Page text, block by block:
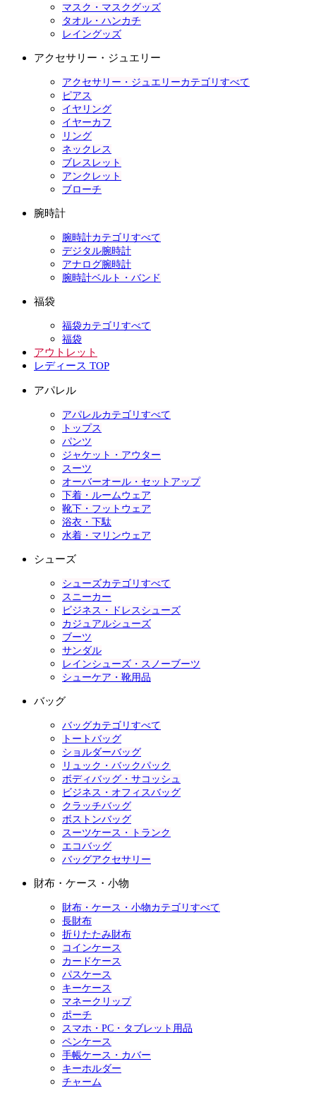
マスク・マスクグッズ
タオル・ハンカチ
レイングッズ
アクセサリー・ジュエリー
アクセサリー・ジュエリーカテゴリすべて
ピアス
イヤリング
イヤーカフ
リング
ネックレス
ブレスレット
アンクレット
ブローチ
腕時計
腕時計カテゴリすべて
デジタル腕時計
アナログ腕時計
腕時計ベルト・バンド
福袋
福袋カテゴリすべて
福袋
アウトレット
レディース TOP
アパレル
アパレルカテゴリすべて
トップス
パンツ
ジャケット・アウター
スーツ
オーバーオール・セットアップ
下着・ルームウェア
靴下・フットウェア
浴衣・下駄
水着・マリンウェア
シューズ
シューズカテゴリすべて
スニーカー
ビジネス・ドレスシューズ
カジュアルシューズ
ブーツ
サンダル
レインシューズ・スノーブーツ
シューケア・靴用品
バッグ
バッグカテゴリすべて
トートバッグ
ショルダーバッグ
リュック・バックパック
ボディバッグ・サコッシュ
ビジネス・オフィスバッグ
クラッチバッグ
ボストンバッグ
スーツケース・トランク
エコバッグ
バッグアクセサリー
財布・ケース・小物
財布・ケース・小物カテゴリすべて
長財布
折りたたみ財布
コインケース
カードケース
パスケース
キーケース
マネークリップ
ポーチ
スマホ・PC・タブレット用品
ペンケース
手帳ケース・カバー
キーホルダー
チャーム